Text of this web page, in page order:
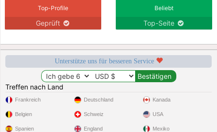
Top-Profile
Geprüft
Beliebt
Top-Seite
Unterstütze uns für besseren Service
Treffen nach Land
Frankreich
Belgien
Spanien
Deutschland
Schweiz
England
Kanada
USA
Mexiko